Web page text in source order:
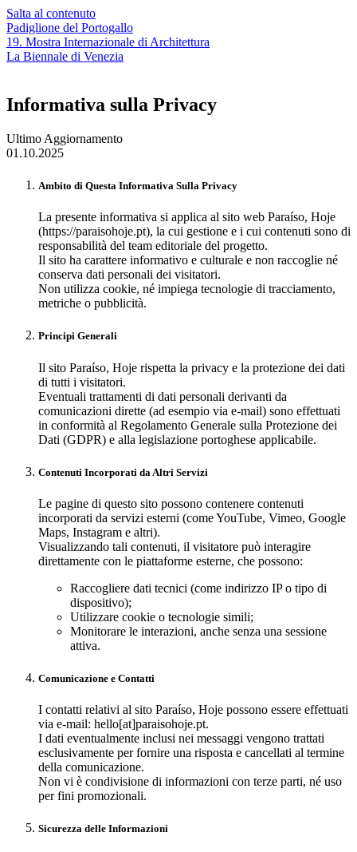
Salta al contenuto
Padiglione del Portogallo
19. Mostra Internazionale di Architettura
La Biennale di Venezia
Informativa sulla Privacy
Ultimo Aggiornamento
01.10.2025
Ambito di Questa Informativa Sulla Privacy
La presente informativa si applica al sito web Paraíso, Hoje
(https://paraisohoje.pt), la cui gestione e i cui contenuti sono di
responsabilità del team editoriale del progetto.
Il sito ha carattere informativo e culturale e non raccoglie né
conserva dati personali dei visitatori.
Non utilizza cookie, né impiega tecnologie di tracciamento,
metriche o pubblicità.
Principi Generali
Il sito Paraíso, Hoje rispetta la privacy e la protezione dei dati
di tutti i visitatori.
Eventuali trattamenti di dati personali derivanti da
comunicazioni dirette (ad esempio via e-mail) sono effettuati
in conformità al Regolamento Generale sulla Protezione dei
Dati (GDPR) e alla legislazione portoghese applicabile.
Contenuti Incorporati da Altri Servizi
Le pagine di questo sito possono contenere contenuti
incorporati da servizi esterni (come YouTube, Vimeo, Google
Maps, Instagram e altri).
Visualizzando tali contenuti, il visitatore può interagire
direttamente con le piattaforme esterne, che possono:
Raccogliere dati tecnici (come indirizzo IP o tipo di
dispositivo);
Utilizzare cookie o tecnologie simili;
Monitorare le interazioni, anche senza una sessione
attiva.
Comunicazione e Contatti
I contatti relativi al sito Paraíso, Hoje possono essere effettuati
via e-mail: hello[at]paraisohoje.pt.
I dati eventualmente inclusi nei messaggi vengono trattati
esclusivamente per fornire una risposta e cancellati al termine
della comunicazione.
Non vi è condivisione di informazioni con terze parti, né uso
per fini promozionali.
Sicurezza delle Informazioni